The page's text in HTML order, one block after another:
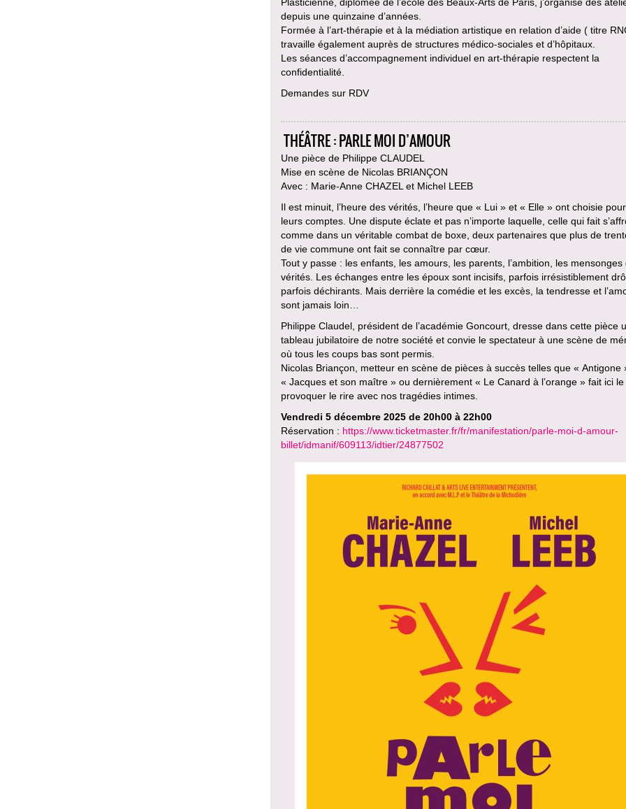
depuis une quinzaine d’années.
Formée à l’art-thérapie et à la médiation artistique en relation d’aide ( titre
travaille également auprès de structures médico-sociales et d’hôpitaux.
Les séances d’accompagnement individuel en art-thérapie respectent la
confidentialité.
Demandes sur RDV
THÉÂTRE : PARLE MOI D’AMOUR
Une pièce de Philippe CLAUDEL
Mise en scène de Nicolas BRIANÇON
Avec : Marie-Anne CHAZEL et Michel LEEB
Il est minuit, l’heure des vérités, l’heure que « Lui » et « Elle » ont choisie
leurs comptes. Une dispute éclate et pas n’importe laquelle, celle qui fait
comme dans un véritable combat de boxe, deux partenaires que plus de
de vie commune ont fait se connaître par cœur.
Tout y passe : les enfants, les amours, les parents, l’ambition, les mensonges
vérités. Les échanges entre les époux sont incisifs, parfois irrésistiblement
parfois déchirants. Mais derrière la comédie et les excès, la tendresse et
sont jamais loin…
Philippe Claudel, président de l’académie Goncourt, dresse dans cette pièce
tableau jubilatoire de notre société et convie le spectateur à une scène de
où tous les coups bas sont permis.
Nicolas Briançon, metteur en scène de pièces à succès telles que « Antigone
« Jacques et son maître » ou dernièrement « Le Canard à l’orange » fait ici
provoquer le rire avec nos tragédies intimes.
Vendredi 5 décembre 2025 de 20h00 à 22h00
Réservation : https://www.ticketmaster.fr/fr/manifestation/parle-moi-d-amour-
billet/idmanif/609113/idtier/24877502